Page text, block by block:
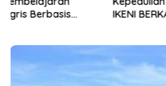
IKENI BERKAH